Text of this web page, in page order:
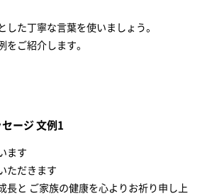
た丁寧な言葉を使いましょう。
ご紹介します。
ージ 文例1
ます
ただきます
長と ご家族の健康を心よりお祈り申し上